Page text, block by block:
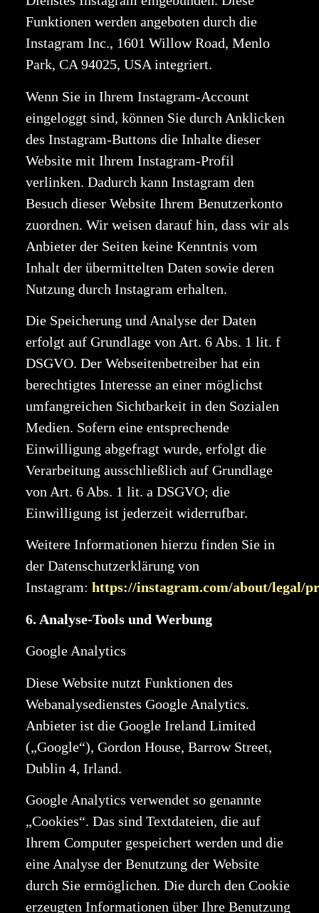
Funktionen werden angeboten durch die
Instagram Inc., 1601 Willow Road, Menlo
Park, CA 94025, USA integriert.
Wenn Sie in Ihrem Instagram-Account
eingeloggt sind, können Sie durch Anklicken
des Instagram-Buttons die Inhalte dieser
Website mit Ihrem Instagram-Profil
verlinken. Dadurch kann Instagram den
Besuch dieser Website Ihrem Benutzerkonto
zuordnen. Wir weisen darauf hin, dass wir als
Anbieter der Seiten keine Kenntnis vom
Inhalt der übermittelten Daten sowie deren
Nutzung durch Instagram erhalten.
Die Speicherung und Analyse der Daten
erfolgt auf Grundlage von Art. 6 Abs. 1 lit. f
DSGVO. Der Webseitenbetreiber hat ein
berechtigtes Interesse an einer möglichst
umfangreichen Sichtbarkeit in den Sozialen
Medien. Sofern eine entsprechende
Einwilligung abgefragt wurde, erfolgt die
Verarbeitung ausschließlich auf Grundlage
von Art. 6 Abs. 1 lit. a DSGVO; die
Einwilligung ist jederzeit widerrufbar.
Weitere Informationen hierzu finden Sie in
der Datenschutzerklärung von
Instagram: https://instagram.com/about/legal/
6. Analyse-Tools und Werbung
Google Analytics
Diese Website nutzt Funktionen des
Webanalysedienstes Google Analytics.
Anbieter ist die Google Ireland Limited
(„Google“), Gordon House, Barrow Street,
Dublin 4, Irland.
Google Analytics verwendet so genannte
„Cookies“. Das sind Textdateien, die auf
Ihrem Computer gespeichert werden und die
eine Analyse der Benutzung der Website
durch Sie ermöglichen. Die durch den Cookie
erzeugten Informationen über Ihre Benutzung